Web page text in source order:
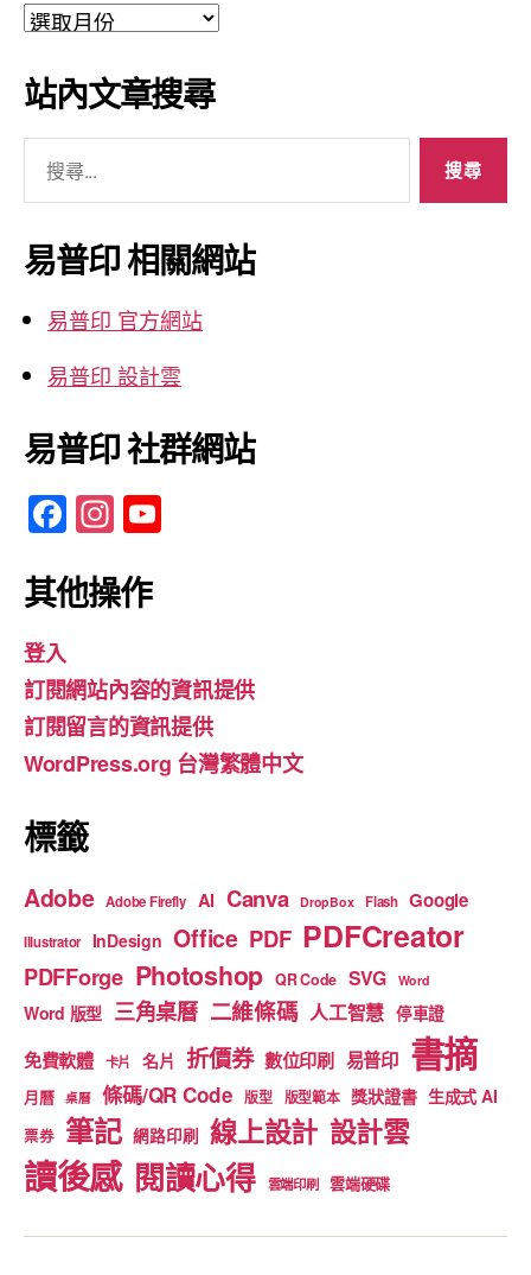
文
彙
整
站內文章搜尋
關
鍵
字:
易普印 相關網站
易普印 官方網站
易普印 設計雲
易普印 社群網站
F
a
c
b
o
o
k
In
st
a
gr
a
m
u
b
e
其他操作
登入
訂閱網站內容的資訊提供
訂閱留言的資訊提供
WordPress.org 台灣繁體中文
標籤
Adobe Adobe Firefly AI Canva DropBox Flash Google
Illustrator InDesign Office PDF PDFCreator
PDFForge Photoshop QR Code SVG Word
Word 版型 三角桌曆 二維條碼 人工智慧 停車證
免費軟體 卡片 名片 折價券 數位印刷 易普印 書摘
月曆 桌曆 條碼/QR Code 版型 版型範本 獎狀證書 生成式 AI
票券 筆記 網路印刷 線上設計 設計雲
讀後感 閱讀心得 雲端印刷 雲端硬碟